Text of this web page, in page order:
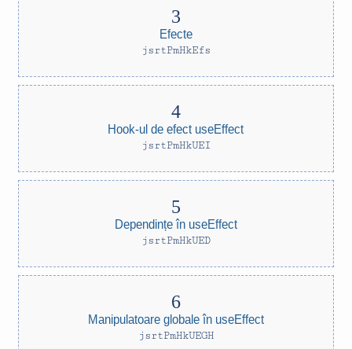
Efecte
jsrtPmHkEfs
Hook-ul de efect useEffect
jsrtPmHkUEI
Dependințe în useEffect
jsrtPmHkUED
Manipulatoare globale în useEffect
jsrtPmHkUEGH